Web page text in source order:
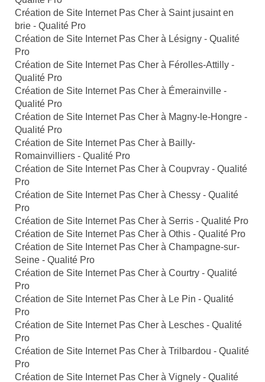
Création de Site Internet Pas Cher à Saint jusaint en
brie - Qualité Pro
Création de Site Internet Pas Cher à Lésigny - Qualité
Pro
Création de Site Internet Pas Cher à Férolles-Attilly -
Qualité Pro
Création de Site Internet Pas Cher à Émerainville -
Qualité Pro
Création de Site Internet Pas Cher à Magny-le-Hongre -
Qualité Pro
Création de Site Internet Pas Cher à Bailly-
Romainvilliers - Qualité Pro
Création de Site Internet Pas Cher à Coupvray - Qualité
Pro
Création de Site Internet Pas Cher à Chessy - Qualité
Pro
Création de Site Internet Pas Cher à Serris - Qualité Pro
Création de Site Internet Pas Cher à Othis - Qualité Pro
Création de Site Internet Pas Cher à Champagne-sur-
Seine - Qualité Pro
Création de Site Internet Pas Cher à Courtry - Qualité
Pro
Création de Site Internet Pas Cher à Le Pin - Qualité
Pro
Création de Site Internet Pas Cher à Lesches - Qualité
Pro
Création de Site Internet Pas Cher à Trilbardou - Qualité
Pro
Création de Site Internet Pas Cher à Vignely - Qualité